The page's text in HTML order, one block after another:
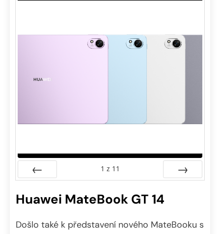
1 z 11
Huawei MateBook GT 14
Došlo také k představení nového MateBooku s